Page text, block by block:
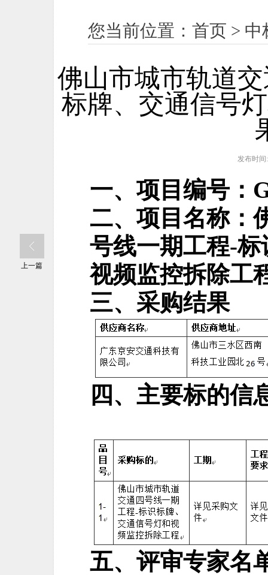
您当前位置： 首页 > 中
佛山市城市轨道
标牌、交通信号
发布时
一、项目编号：
二、项目名称：
号线一期工程-标
视频监控拆除工
三、采购结果
四、 主要标的信
五、评审专家名
上一篇